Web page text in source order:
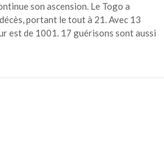
son ascension. Le Togo a
portant le tout à 21. Avec 13
est de 1001. 17 guérisons sont aussi